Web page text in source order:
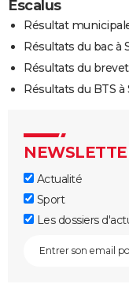
Escalus
Résultat
Résultats du bac à
Résultats du
Résultats du BTS
Actualité
Sport
Les dossiers